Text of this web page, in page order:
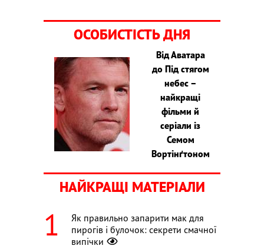
ОСОБИСТІСТЬ ДНЯ
Від Аватара
до Під стягом
небес –
найкращі
фільми й
серіали із
Семом
Вортінґтоном
НАЙКРАЩІ МАТЕРІАЛИ
Як правильно запарити мак для
пирогів і булочок: секрети смачної
випічки